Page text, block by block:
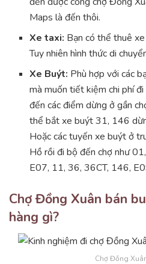
Maps là đến thôi.
Xe taxi: Bạn có thể thuê
Tuy nhiên hình thức di
Xe Buýt: Phù hợp với các
mà muốn tiết kiệm chi phí
đến các điểm dừng ở gần
thể bắt xe buýt 31, 146
Hoặc các tuyến xe buýt ở
Hồ rồi đi bộ đến chợ như
E07, 11, 36, 36CT, 146,
Chợ Đồng Xuân bán
hàng gì?
Chợ Đồng